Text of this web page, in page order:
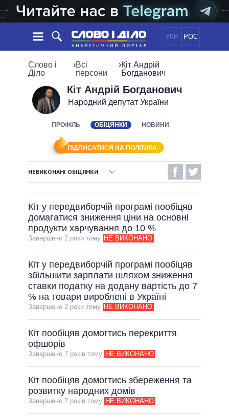
УКР РОС
НОВИНИ
СТРІЧКА
ПОДІЇ
ОГЛЯДИ
ДАЙДЖЕСТИ
ПОЛІТИКА
ЕКОНОМІКА
ОБIЦЯНКИ
ПОЛIТИКИ
ПРЕЗИДЕНТ І ОФІС
ВЕРХОВНА РАДА
КАБІНЕТ МІНІСТРІВ
ГОЛОВИ ОБЛАДМІНІСТРАЦІЙ
МЕРИ МІСТ
ВСІ ПЕРСОНИ
ІНФОГРАФІКА
ВІДЕО
ПІДТРИМАТИ
Слово і
Діло
›Всі
персони
›Кіт Андрій
Богданович
Кіт Андрій Богданович
Народний депутат України
ПРОФІЛЬ ОБІЦЯНКИ НОВИНИ
ПІДПИСАТИСЯ НА ПОЛІТИКА
НЕВИКОНАНІ ОБІЦЯНКИ
НЕВИКОНАНІ ОБІЦЯНКИ
ОБІЦЯНКИ У ПРОЦЕСІ
ВСІ ОБІЦЯНКИ
АРХІВНІ ОБІЦЯНКИ
Кіт у передвиборчій програмі пообіцяв
домагатися зниження ціни на основні
продукти харчування до 10 %
Завершено 2 роки тому НЕ ВИКОНАНО
Кіт у передвиборчій програмі пообіцяв
збільшити зарплати шляхом зниження
ставки податку на додану вартість до 7
% на товари вироблені в Україні
Завершено 2 роки тому НЕ ВИКОНАНО
Кіт пообіцяв домогтись перекриття
офшорів
Завершено 7 рокiв тому НЕ ВИКОНАНО
Кіт пообіцяв домогтись збереження та
розвитку народних домів
Завершено 7 рокiв тому НЕ ВИКОНАНО